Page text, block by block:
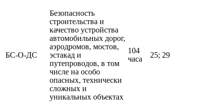
БС-О-ДС
Безопасность
строительства и
качество устройства
автомобильных дорог,
аэродромов, мостов,
эстакад и
путепроводов, в том
числе на особо
опасных, технически
сложных и
уникальных объектах
104
часа
25; 29